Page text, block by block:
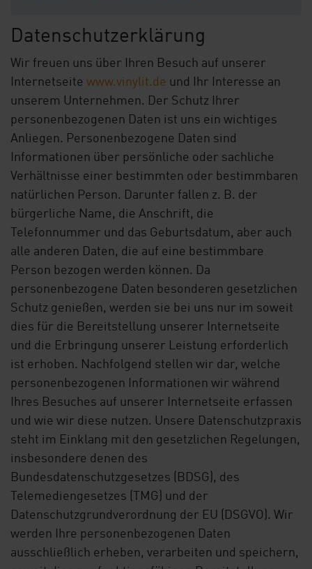
Blog
Shop
Datenschutzerklärung
Wir freuen uns über Ihren Besuch auf unserer
Internetseite www.vinylit.de und Ihr Interesse an
unserem Unternehmen. Der Schutz Ihrer
personenbezogenen Daten ist uns ein wichtiges
Anliegen. Personenbezogene Daten sind
Informationen über persönliche oder sachliche
Verhältnisse einer bestimmten oder bestimmbaren
natürlichen Person. Darunter fallen z. B. der
bürgerliche Name, die Anschrift, die
Telefonnummer und das Geburtsdatum, aber auch
alle anderen Daten, die auf eine bestimmbare
Person bezogen werden können. Da
personenbezogene Daten besonderen gesetzlichen
Schutz genießen, werden sie bei uns nur im soweit
dies für die Bereitstellung unserer Internetseite
und die Erbringung unserer Leistung erforderlich
ist erhoben. Nachfolgend stellen wir dar, welche
personenbezogenen Informationen wir während
Ihres Besuches auf unserer Internetseite erfassen
und wie wir diese nutzen. Unsere Datenschutzpraxis
steht im Einklang mit den gesetzlichen Regelungen,
insbesondere denen des
Bundesdatenschutzgesetzes (BDSG), des
Telemediengesetzes (TMG) und der
Datenschutzgrundverordnung der EU (DSGVO). Wir
werden Ihre personenbezogenen Daten
ausschließlich erheben, verarbeiten und speichern,